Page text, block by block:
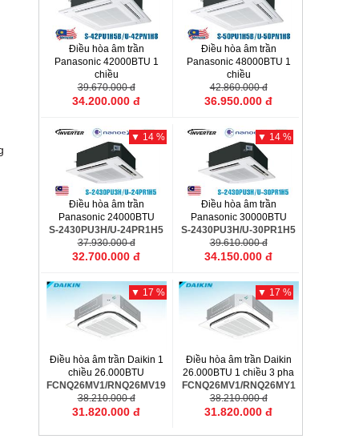
Điều hòa âm trần
Panasonic 42000BTU 1
chiều
S-42PU1H5B/U-42PN1H8
39.670.000 đ
34.200.000 đ
Điều hòa âm trần
Panasonic 48000BTU 1
chiều
S-50PU1H5B/U-50PN1H8
42.860.000 đ
36.950.000 đ
▼ 14 %
Điều hòa âm trần
Panasonic 24000BTU
S-2430PU3H/U-24PR1H5
37.930.000 đ
32.700.000 đ
▼ 14 %
Điều hòa âm trần
Panasonic 30000BTU
S-2430PU3H/U-30PR1H5
39.610.000 đ
34.150.000 đ
▼ 17 %
Điều hòa âm trần Daikin 1
chiều 26.000BTU
FCNQ26MV1/RNQ26MV19
38.210.000 đ
31.820.000 đ
▼ 17 %
Điều hòa âm trần Daikin
26.000BTU 1 chiều 3 pha
FCNQ26MV1/RNQ26MY1
38.210.000 đ
31.820.000 đ